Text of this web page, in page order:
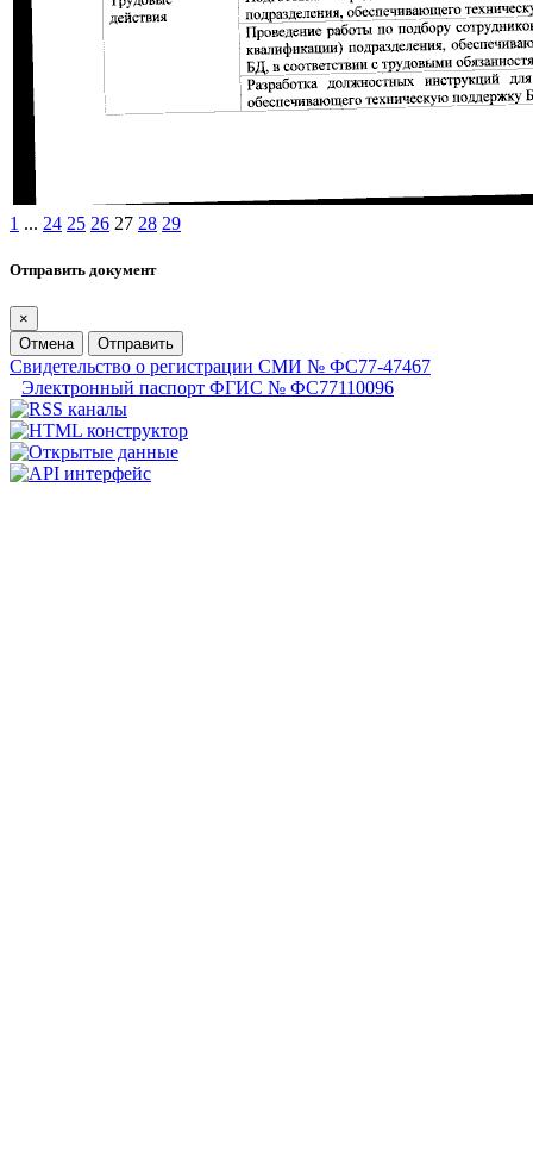
1 ... 24 25 26 27 28 29
Отправить документ
×
Отмена
Отправить
Свидетельство о регистрации СМИ № ФС77-47467
Электронный паспорт ФГИС № ФС77110096